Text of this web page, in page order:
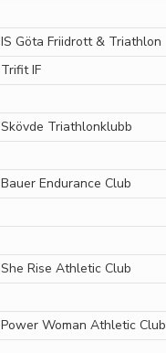
IS Göta Friidrott & Triathlon
Trifit IF
Skövde Triathlonklubb
Bauer Endurance Club
She Rise Athletic Club
Power Woman Athletic Club